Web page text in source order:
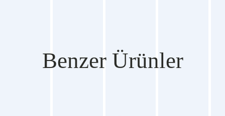
Benzer Ürünler